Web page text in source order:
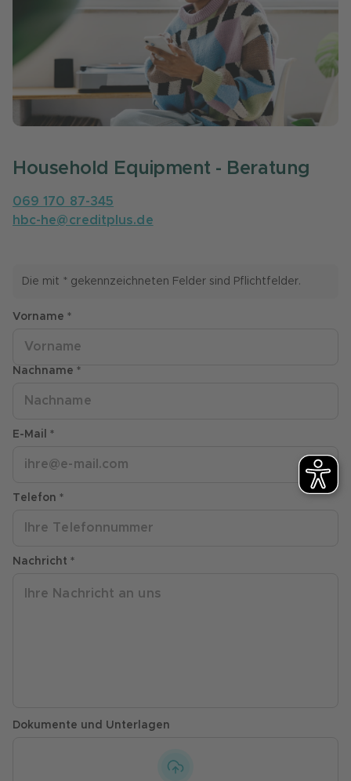
Household Equipment - Beratung
069 170 87-345
hbc-he@creditplus.de
Die mit * gekennzeichneten Felder sind Pflichtfelder.
Vorname *
Nachname *
E-Mail *
Telefon *
Nachricht *
Dokumente und Unterlagen